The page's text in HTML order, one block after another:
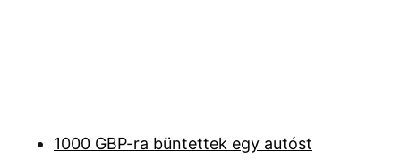
1000 GBP-ra büntettek egy autóst